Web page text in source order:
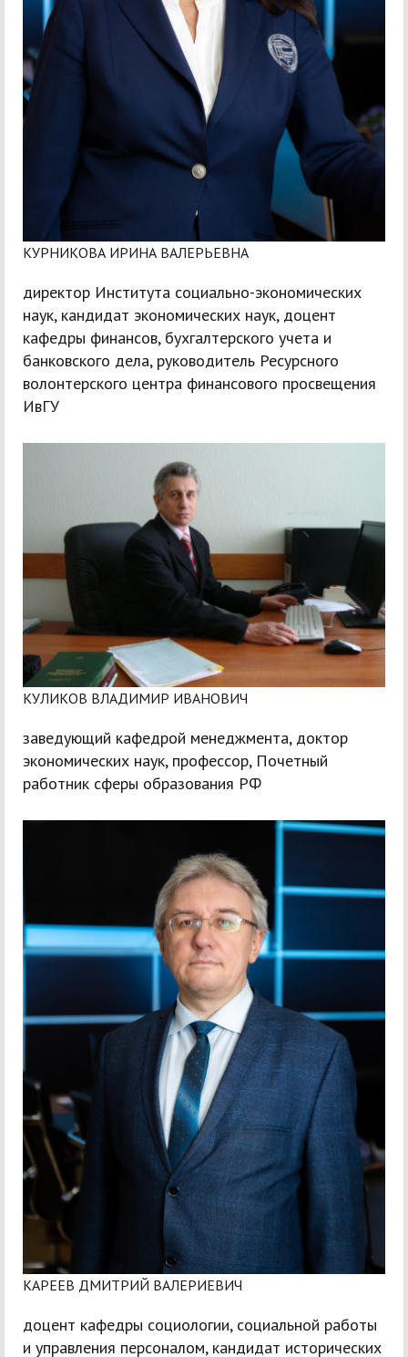
КУРНИКОВА ИРИНА ВАЛЕРЬЕВНА
директор Института социально-экономических
наук, кандидат экономических наук, доцент
кафедры финансов, бухгалтерского учета и
банковского дела, руководитель Ресурсного
волонтерского центра финансового просвещения
ИвГУ
КУЛИКОВ ВЛАДИМИР ИВАНОВИЧ
заведующий кафедрой менеджмента, доктор
экономических наук, профессор, Почетный
работник сферы образования РФ
КАРЕЕВ ДМИТРИЙ ВАЛЕРИЕВИЧ
доцент кафедры социологии, социальной работы
и управления персоналом, кандидат исторических